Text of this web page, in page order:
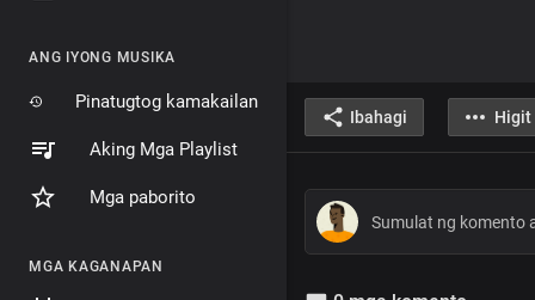
ANG IYONG MUSIKA
Pinatugtog kamakailan
Aking Mga Playlist
Mga paborito
MGA KAGANAPAN
Ibahagi Higit